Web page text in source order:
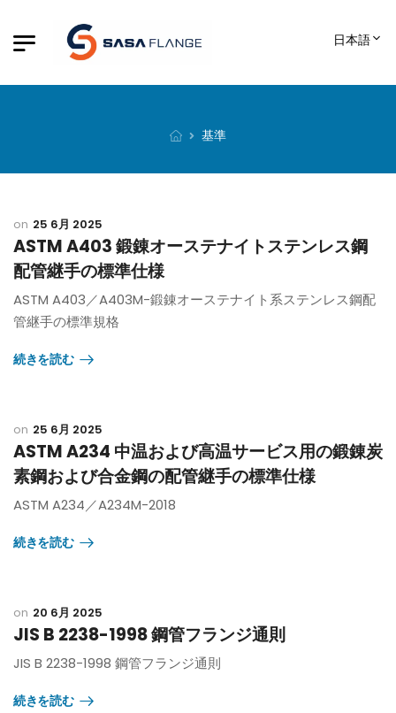
日本語
基準
25 6月 2025
ASTM A403 鍛錬オーステナイトステンレス鋼
配管継手の標準仕様
ASTM A403／A403M-鍛錬オーステナイト系ステンレス鋼配
管継手の標準規格
続きを読む
25 6月 2025
ASTM A234 中温および高温サービス用の鍛錬炭
素鋼および合金鋼の配管継手の標準仕様
ASTM A234／A234M-2018
続きを読む
20 6月 2025
JIS B 2238-1998 鋼管フランジ通則
JIS B 2238-1998 鋼管フランジ通則
続きを読む